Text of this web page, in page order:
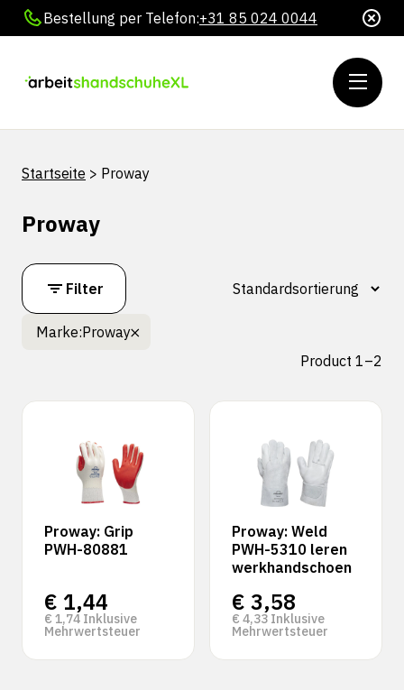
Bestellung per Telefon:+31 85 024 0044
Startseite > Proway
Proway
Filter
Marke:Proway
Product 1–2
Proway: Grip
PWH-80881
€ 1,44
€ 1,74 Inklusive
Mehrwertsteuer
Proway: Weld
PWH-5310 leren
werkhandschoen
€ 3,58
€ 4,33 Inklusive
Mehrwertsteuer